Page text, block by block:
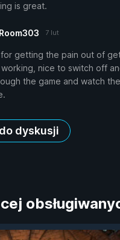
is great.
7 lut
for getting the pain out of
nice to switch off
the game and watch the
dyskusji